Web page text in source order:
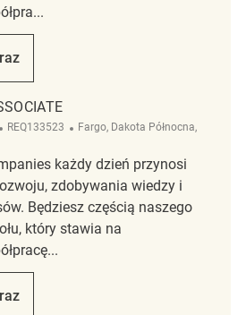
REQ97295
Sales Associate
ReqId
REQ133523 Lokalizacja
Fargo, Dakota Północna,
każdy dzień przynosi
zdobywania wiedzy i
Będziesz częścią naszego
który stawia na
REQ133523
Associate